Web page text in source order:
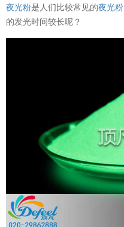
夜光粉是人们比较常见的夜光粉
的发光时间较长呢？